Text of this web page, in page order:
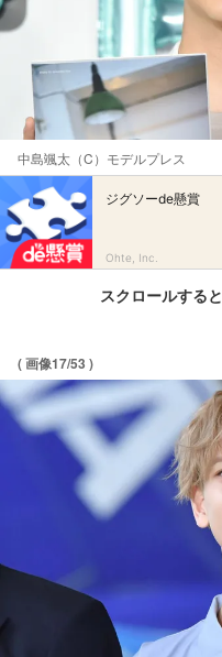
中島颯太（C）モデルプレス
ジグソーde懸賞
Ohte, Inc.
スクロールする
( 画像17/53 )